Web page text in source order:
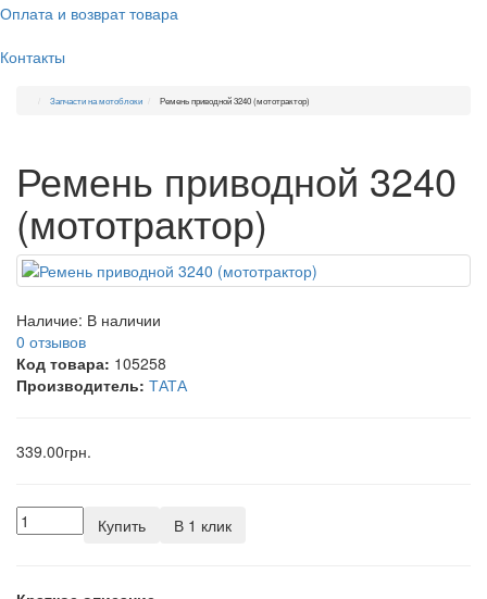
Оплата и возврат товара
Контакты
Запчасти на мотоблоки Ремень приводной 3240 (мототрактор)
Ремень приводной 3240
(мототрактор)
Наличие: В наличии
0 отзывов
Код товара: 105258
Производитель: ТАТА
339.00грн.
Купить В 1 клик